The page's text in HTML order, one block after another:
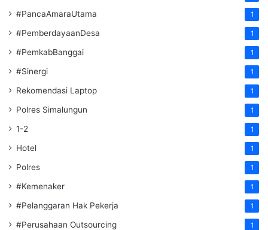
#PancaAmaraUtama 1
#PemberdayaanDesa 1
#PemkabBanggai 1
#Sinergi 1
Rekomendasi Laptop 1
Polres Simalungun 1
1-2 1
Hotel 1
Polres 1
#Kemenaker 1
#Pelanggaran Hak Pekerja 1
#Perusahaan Outsourcing 1